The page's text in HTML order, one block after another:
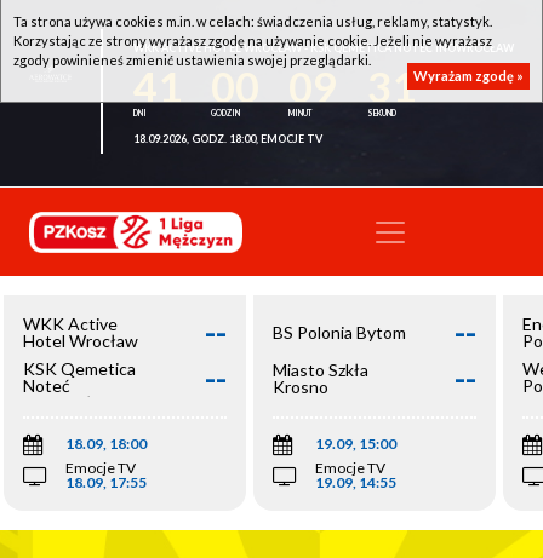
WKK ACTIVE HOTEL WROCŁAW - KSK QEMETICA NOTEĆ INOWROCŁAW
31
18.09.2026, GODZ. 18:00, EMOCJE TV
WKK Active
Hotel Wrocław
--
KSK Qemetica
Noteć
Inowrocław
--
18.09, 18:00
Emocje TV
18.09, 17:55
BS Polonia Bytom --
Miasto Szkła
Krosno
--
19.09, 15:00
Emocje TV
19.09, 14:55
Ta strona używa cookies m.in. w celach: świadczenia usług, reklamy, statystyk.
Korzystając ze strony wyrażasz zgodę na używanie cookie. Jeżeli nie wyrażasz
zgody powinieneś zmienić ustawienia swojej przeglądarki.
Wyrażam zgodę »